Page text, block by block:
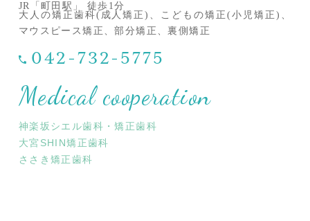
JR「町田駅」 徒歩1分
大人の矯正歯科(成人矯正)、こどもの矯正(小児矯正)、
マウスピース矯正、部分矯正、裏側矯正
042-732-5775
Medical cooperation
神楽坂シエル歯科・矯正歯科
大宮SHIN矯正歯科
ささき矯正歯科